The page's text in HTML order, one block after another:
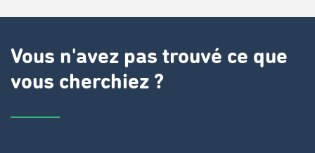
Vous n'avez pas trouvé ce que
vous cherchiez ?